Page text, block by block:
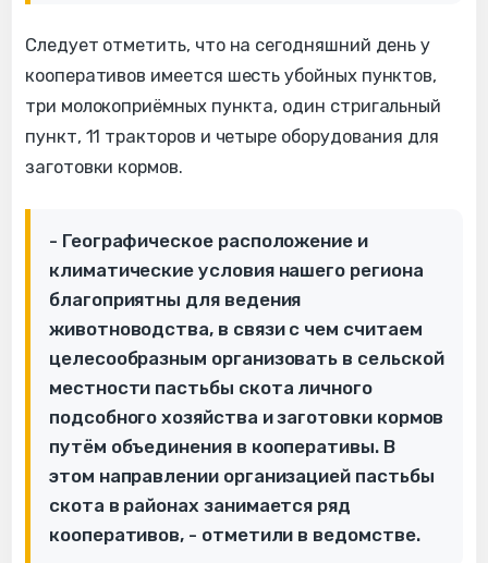
Следует отметить, что на сегодняшний день у
кооперативов имеется шесть убойных пунктов,
три молокоприёмных пункта, один стригальный
пункт, 11 тракторов и четыре оборудования для
заготовки кормов.
- Географическое расположение и
климатические условия нашего региона
благоприятны для ведения
животноводства, в связи с чем считаем
целесообразным организовать в сельской
местности пастьбы скота личного
подсобного хозяйства и заготовки кормов
путём объединения в кооперативы. В
этом направлении организацией пастьбы
скота в районах занимается ряд
кооперативов, - отметили в ведомстве.